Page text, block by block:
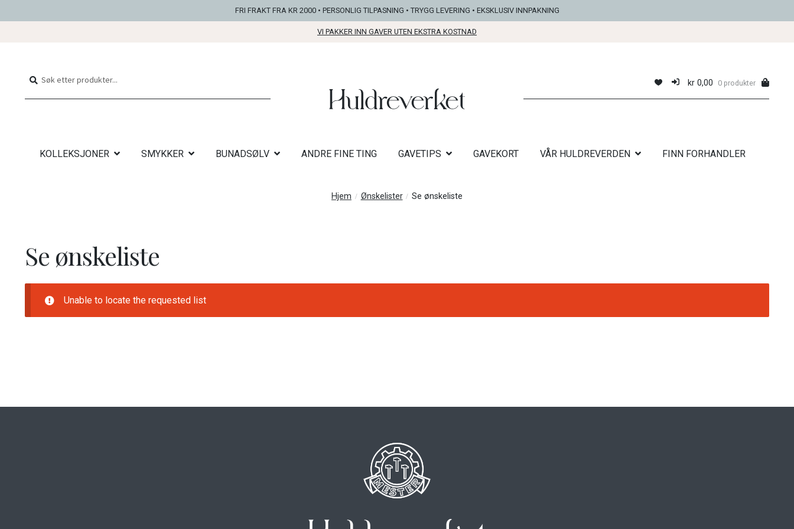
FRI FRAKT FRA KR 2000 • PERSONLIG TILPASNING • TRYGG LEVERING • EKSKLUSIV INNPAKNING
VI PAKKER INN GAVER UTEN EKSTRA KOSTNAD
navigasjon
Søk
Søk
kr0,00 0 produkter
KOLLEKSJONER SMYKKER BUNADSØLV ANDRE FINE TING GAVETIPS GAVEKORT VÅR HULDREVERDEN FINN FORHANDLER
Hjem Ønskelister Se ønskeliste
Se ønskeliste
Unable to locate the requested list